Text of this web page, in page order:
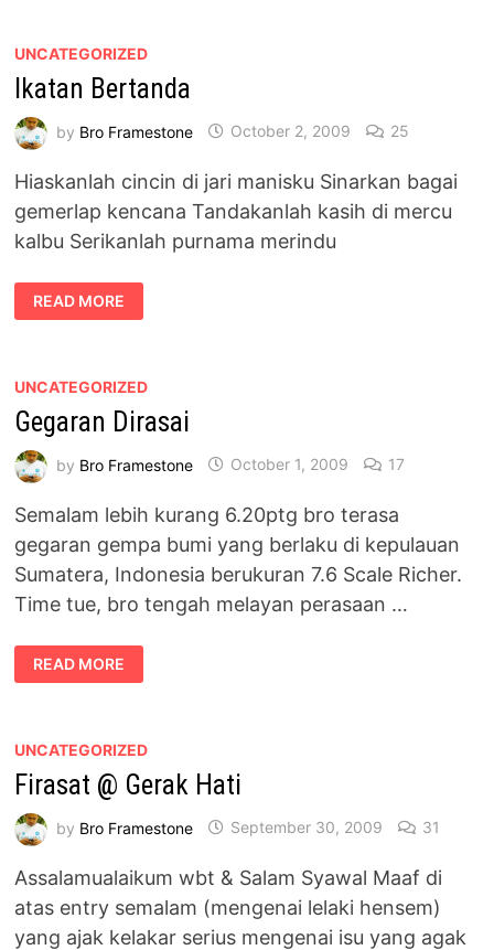
UNCATEGORIZED
Ikatan Bertanda
by Bro Framestone October 2, 2009 25
Hiaskanlah cincin di jari manisku Sinarkan bagai
gemerlap kencana Tandakanlah kasih di mercu
kalbu Serikanlah purnama merindu
IKATAN
BERTANDA
READ MORE
UNCATEGORIZED
Gegaran Dirasai
by Bro Framestone October 1, 2009 17
Semalam lebih kurang 6.20ptg bro terasa
gegaran gempa bumi yang berlaku di kepulauan
Sumatera, Indonesia berukuran 7.6 Scale Richer.
Time tue, bro tengah melayan perasaan …
GEGARAN
DIRASAI
READ MORE
UNCATEGORIZED
Firasat @ Gerak Hati
by Bro Framestone September 30, 2009 31
Assalamualaikum wbt & Salam Syawal Maaf di
atas entry semalam (mengenai lelaki hensem)
yang ajak kelakar serius mengenai isu yang agak